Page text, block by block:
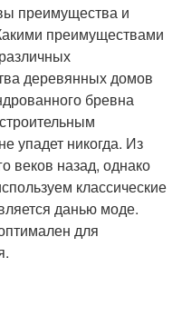
преимущества и
преимуществами
деревянных домов
бревна
упадет никогда. Из
веков назад, однако
классические
данью моде.
для